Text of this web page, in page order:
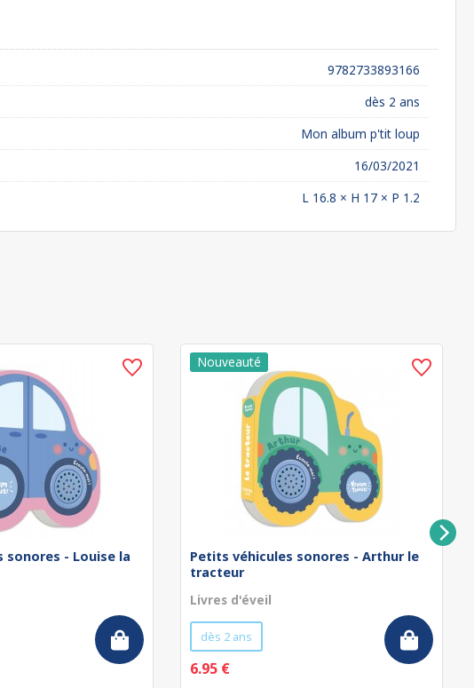
9782733893166
dès 2 ans
Mon album p'tit loup
16/03/2021
L 16.8 × H 17 × P 1.2
sonores - Louise la
Petits véhicules sonores - Arthur le
tracteur
Livres d'éveil
dès 2 ans
6.95 €